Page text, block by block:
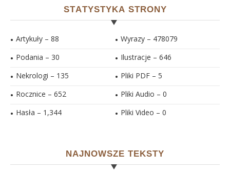
STATYSTYKA STRONY
Artykuły – 88
Podania – 30
Nekrologi – 135
Rocznice – 652
Hasła – 1,344
Wyrazy – 478079
Ilustracje – 646
Pliki PDF – 5
Pliki Audio – 0
Pliki Video – 0
NAJNOWSZE TEKSTY